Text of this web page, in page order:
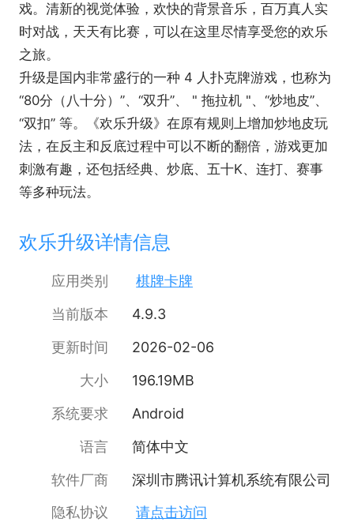
戏。清新的视觉体验，欢快的背景音乐，百万真人实
时对战，天天有比赛，可以在这里尽情享受您的欢乐
之旅。
升级是国内非常盛行的一种 4 人扑克牌游戏，也称为
“80分（八十分）”、“双升”、 " 拖拉机 "、“炒地皮”、
“双扣” 等。《欢乐升级》在原有规则上增加炒地皮玩
法，在反主和反底过程中可以不断的翻倍，游戏更加
刺激有趣，还包括经典、炒底、五十K、连打、赛事
等多种玩法。
欢乐升级详情信息
应用类别
棋牌卡牌
当前版本
4.9.3
更新时间
2026-02-06
大小
196.19MB
系统要求
Android
语言
简体中文
软件厂商
深圳市腾讯计算机系统有限公司
隐私协议
请点击访问